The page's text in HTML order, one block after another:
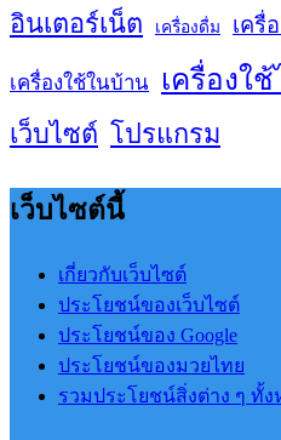
อินเตอร์เน็ต เครื่องดื่ม เครื่
เครื่องใช้ในบ้าน เครื่องใ
เว็บไซต์ โปรแกรม
เว็บไซต์นี้
เกี่ยวกับเว็บไซต์
ประโยชน์ของเว็บไซต์
ประโยชน์ของ Google
ประโยชน์ของมวยไทย
รวมประโยชน์สิ่งต่าง ๆ ทั้ง